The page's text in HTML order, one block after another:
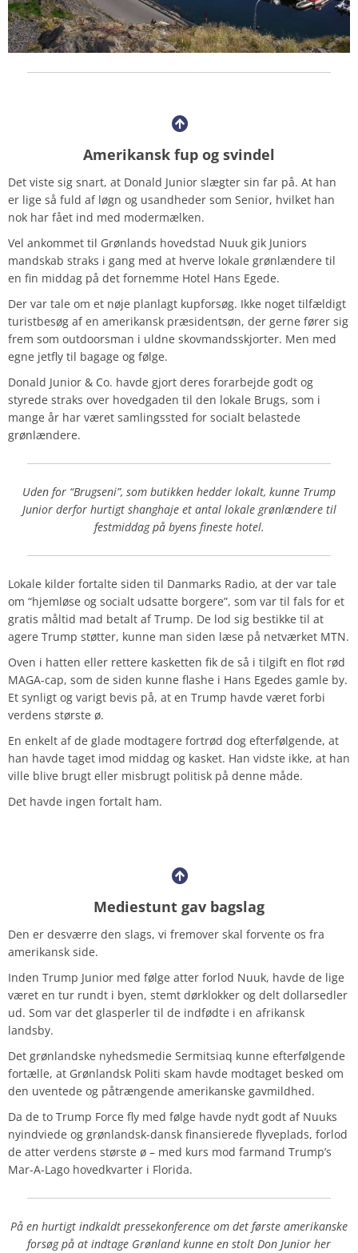
Amerikansk fup og svindel
Det viste sig snart, at Donald Junior slægter sin far på. At han
er lige så fuld af løgn og usandheder som Senior, hvilket han
nok har fået ind med modermælken.
Vel ankommet til Grønlands hovedstad Nuuk gik Juniors
mandskab straks i gang med at hverve lokale grønlændere til
en fin middag på det fornemme Hotel Hans Egede.
Der var tale om et nøje planlagt kupforsøg. Ikke noget tilfældigt
turistbesøg af en amerikansk præsidentsøn, der gerne fører sig
frem som outdoorsman i uldne skovmandsskjorter. Men med
egne jetfly til bagage og følge.
Donald Junior & Co. havde gjort deres forarbejde godt og
styrede straks over hovedgaden til den lokale Brugs, som i
mange år har været samlingssted for socialt belastede
grønlændere.
Uden for “Brugseni”, som butikken hedder lokalt, kunne Trump
Junior derfor hurtigt shanghaje et antal lokale grønlændere til
festmiddag på byens fineste hotel.
Lokale kilder fortalte siden til Danmarks Radio, at der var tale
om “hjemløse og socialt udsatte borgere”, som var til fals for et
gratis måltid mad betalt af Trump. De lod sig bestikke til at
agere Trump støtter, kunne man siden læse på netværket MTN.
Oven i hatten eller rettere kasketten fik de så i tilgift en flot rød
MAGA-cap, som de siden kunne flashe i Hans Egedes gamle by.
Et synligt og varigt bevis på, at en Trump havde været forbi
verdens største ø.
En enkelt af de glade modtagere fortrød dog efterfølgende, at
han havde taget imod middag og kasket. Han vidste ikke, at han
ville blive brugt eller misbrugt politisk på denne måde.
Det havde ingen fortalt ham.
Mediestunt gav bagslag
Den er desværre den slags, vi fremover skal forvente os fra
amerikansk side.
Inden Trump Junior med følge atter forlod Nuuk, havde de lige
været en tur rundt i byen, stemt dørklokker og delt dollarsedler
ud. Som var det glasperler til de indfødte i en afrikansk
landsby.
Det grønlandske nyhedsmedie Sermitsiaq kunne efterfølgende
fortælle, at Grønlandsk Politi skam havde modtaget besked om
den uventede og påtrængende amerikanske gavmildhed.
Da de to Trump Force fly med følge havde nydt godt af Nuuks
nyindviede og grønlandsk-dansk finansierede flyveplads, forlod
de atter verdens største ø – med kurs mod farmand Trump’s
Mar-A-Lago hovedkvarter i Florida.
På en hurtigt indkaldt pressekonference om det første amerikanske
forsøg på at indtage Grønland kunne en stolt Don Junior her